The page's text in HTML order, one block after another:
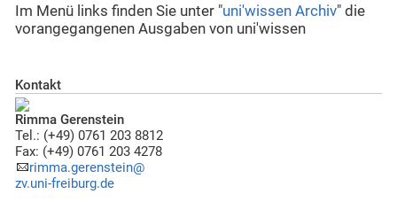
Im Menü links finden Sie unter "uni'wissen Archiv" die
vorangegangenen Ausgaben von uni'wissen
Kontakt
Rimma Gerenstein
Tel.: (+49) 0761 203 8812
Fax: (+49) 0761 203 4278
rimma.gerenstein@
zv.uni-freiburg.de